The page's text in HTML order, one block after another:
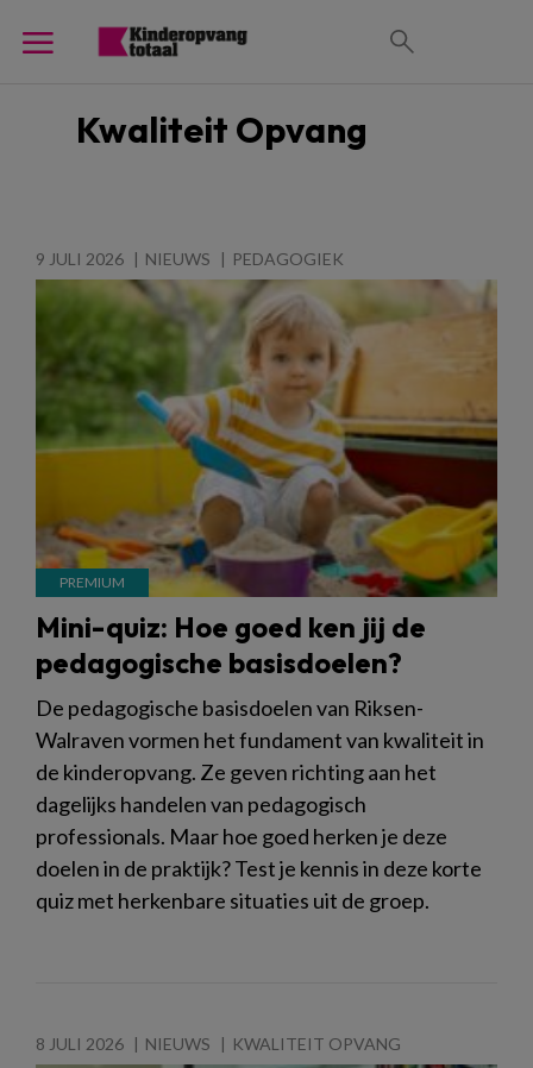
Kwaliteit Opvang
9 JULI 2026 NIEUWS PEDAGOGIEK
Mini-quiz: Hoe goed ken jij de
pedagogische basisdoelen?
De pedagogische basisdoelen van Riksen-
Walraven vormen het fundament van kwaliteit in
de kinderopvang. Ze geven richting aan het
dagelijks handelen van pedagogisch
professionals. Maar hoe goed herken je deze
doelen in de praktijk? Test je kennis in deze korte
quiz met herkenbare situaties uit de groep.
8 JULI 2026 NIEUWS KWALITEIT OPVANG